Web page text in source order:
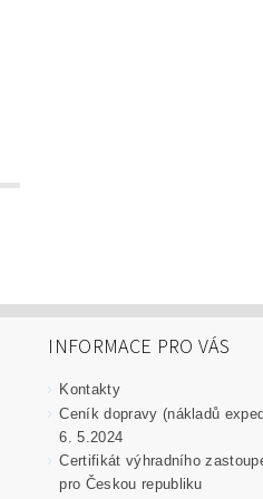
INFORMACE PRO VÁS
Kontakty
Ceník dopravy (nákladů
6. 5.2024
Certifikát výhradního
pro Českou republiku